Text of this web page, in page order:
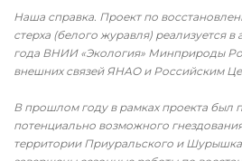
Наша справка. Проект по
стерха (белого журавля) реализуется в
года ВНИИ «Экология» Минприроды
внешних связей ЯНАО и Российским
В прошлом году в рамках проекта был
потенциально возможного
территории Приуральского и